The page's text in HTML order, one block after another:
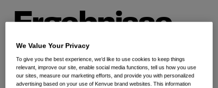
Ergebnisse
für das erste
We Value Your Privacy
To give you the best experience, we’d like to use cookies to keep things
relevant, improve our site, enable social media functions, tell us how you use
our sites, measure our marketing efforts, and provide you with personalized
advertising based on your use of Kenvue brand websites. This information